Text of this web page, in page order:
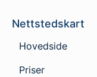
Nettstedskart
Hovedside
Priser